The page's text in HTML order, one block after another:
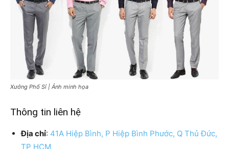
Xưởng Phố Sỉ | Ảnh minh họa
Thông tin liên hệ
Địa chỉ: 41A Hiệp Bình, P Hiệp Bình Phước, Q Thủ Đức,
TP HCM